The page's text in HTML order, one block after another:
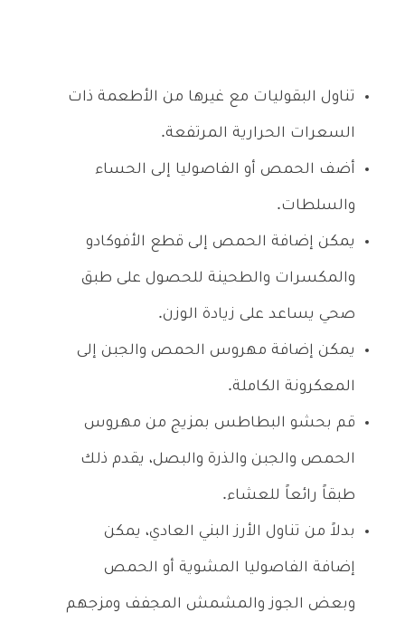
تناول البقوليات مع غيرها من الأطعمة ذات
السعرات الحرارية المرتفعة.
أضف الحمص أو الفاصوليا إلى الحساء
والسلطات.
يمكن إضافة الحمص إلى قطع الأفوكادو
والمكسرات والطحينة للحصول على طبق
صحي يساعد على زيادة الوزن.
يمكن إضافة مهروس الحمص والجبن إلى
المعكرونة الكاملة.
قم بحشو البطاطس بمزيج من مهروس
الحمص والجبن والذرة والبصل، يقدم ذلك
طبقاً رائعاً للعشاء.
بدلاً من تناول الأرز البني العادي، يمكن
إضافة الفاصوليا المشوية أو الحمص
وبعض الجوز والمشمش المجفف ومزجهم